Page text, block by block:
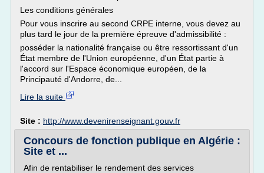
Les conditions générales
Pour vous inscrire au second CRPE interne, vous devez au
plus tard le jour de la première épreuve d'admissibilité :
posséder la nationalité française ou être ressortissant d'un
État membre de l'Union européenne, d'un État partie à
l'accord sur l'Espace économique européen, de la
Principauté d'Andorre, de...
Lire la suite
Site : http://www.devenirenseignant.gouv.fr
Concours de fonction publique en Algérie :
Site et ...
Afin de rentabiliser le rendement des services